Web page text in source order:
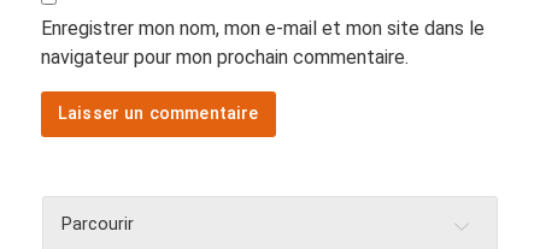
Enregistrer mon nom, mon e-mail et mon site dans le
navigateur pour mon prochain commentaire.
Parcourir